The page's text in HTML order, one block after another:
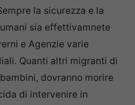
la sicurezza e la
sia effettivamnete
e Agenzie varie
Quanti altri migranti di
dovranno morire
di intervenire in